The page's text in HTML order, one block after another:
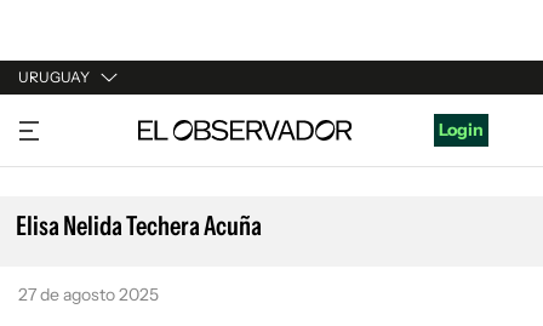
URUGUAY
URUGUAY
ARGENTINA
ESPAÑA
Login
Elisa Nelida Techera Acuña
27 de agosto 2025